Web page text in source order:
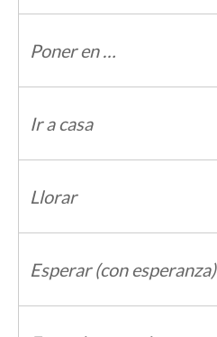
Poner en …
Ir a casa
Llorar
Esperar (con esperanza)